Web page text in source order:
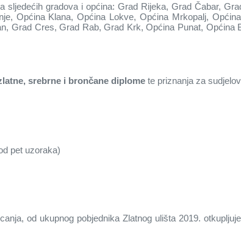
sljedećih gradova i općina: Grad Rijeka, Grad Čabar,
Općina Klana, Općina Lokve, Općina Mrkopalj,
Grad Cres, Grad Rab, Grad Krk, Općina Punat, Općina
srebrne i brončane diplome te priznanja za
pet uzoraka)
od ukupnog pobjednika Zlatnog ulišta 2019.